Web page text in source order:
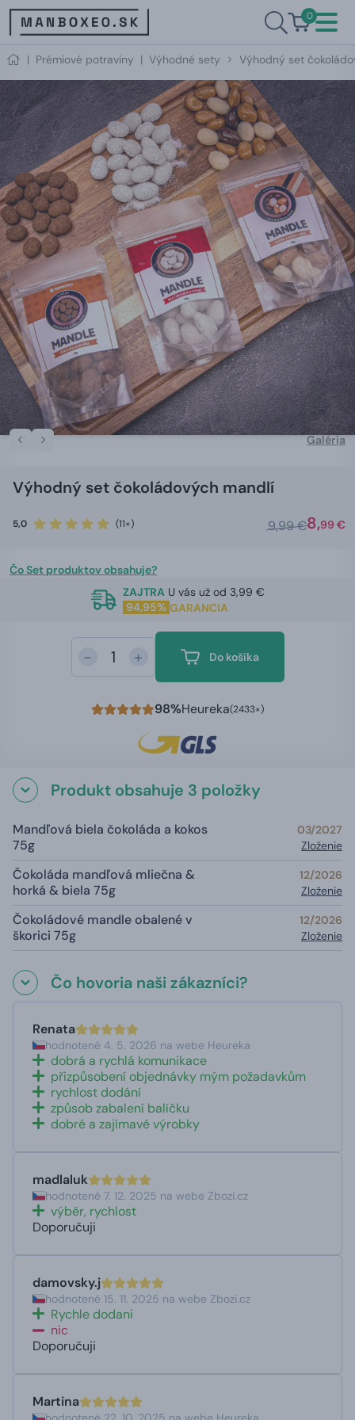
0
| Prémiové potraviny | Výhodné sety Výhodný set
Galéria
Výhodný set čokoládových mandlí
5,0 (11×) 9,99 €8,99 €
Čo Set produktov obsahuje?
ZAJTRA U vás už od 3,99 €
94,95% GARANCIA
- + Do košíka
98%Heureka(2433×)
Produkt obsahuje 3 položky
Mandľová biela čokoláda a kokos
75g
03/2027
Zloženie
Čokoláda mandľová mliečna &
horká & biela 75g
12/2026
Zloženie
Čokoládové mandle obalené v
škorici 75g
12/2026
Zloženie
Čo hovoria naši zákazníci?
Renata
hodnotené 4. 5. 2026 na webe Heureka
dobrá a rychlá komunikace
přizpůsobení objednávky mým požadavkům
rychlost dodání
způsob zabalení balíčku
dobré a zajímavé výrobky
madlaluk
hodnotené 7. 12. 2025 na webe Zbozi.cz
výběr, rychlost
Doporučuji
damovsky.j
hodnotené 15. 11. 2025 na webe Zbozi.cz
Rychle dodani
nic
Doporučuji
Martina